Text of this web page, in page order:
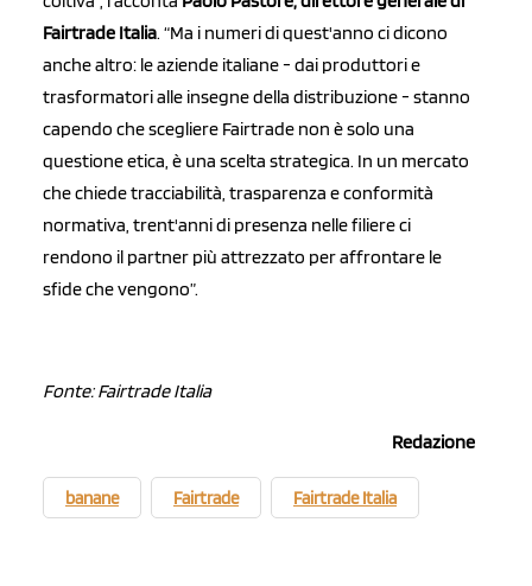
Fairtrade Italia. “Ma i numeri di quest'anno ci dicono
anche altro: le aziende italiane - dai produttori e
trasformatori alle insegne della distribuzione - stanno
capendo che scegliere Fairtrade non è solo una
questione etica, è una scelta strategica. In un mercato
che chiede tracciabilità, trasparenza e conformità
normativa, trent'anni di presenza nelle filiere ci
rendono il partner più attrezzato per affrontare le
sfide che vengono”.
Fonte: Fairtrade Italia
Redazione
banane Fairtrade Fairtrade Italia